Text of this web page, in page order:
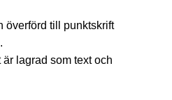
överförd till punktskrift
lagrad som text och